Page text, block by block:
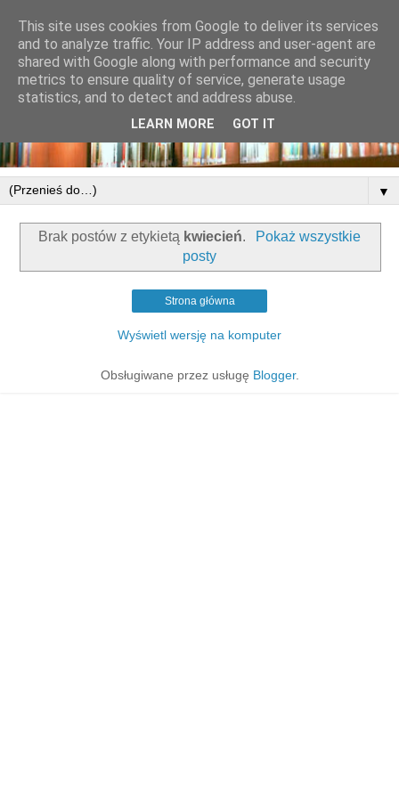
▼
Brak postów z etykietą kwiecień.
Pokaż wszystkie
posty
Strona główna
Wyświetl wersję na komputer
Obsługiwane przez usługę Blogger.
This site uses cookies from Google to deliver its services
and to analyze traffic. Your IP address and user-agent are
shared with Google along with performance and security
metrics to ensure quality of service, generate usage
statistics, and to detect and address abuse.
LEARN MORE GOT IT